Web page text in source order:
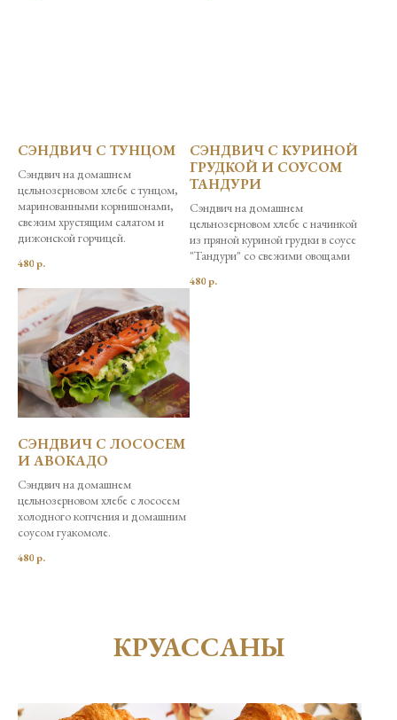
СЭНДВИЧ С ТУНЦОМ
Сэндвич на домашнем
цельнозерновом хлебе с тунцом,
маринованными корнишонами,
свежим хрустящим салатом и
дижонской горчицей.
480р.
СЭНДВИЧ С КУРИНОЙ
ГРУДКОЙ И СОУСОМ
ТАНДУРИ
Сэндвич на домашнем
цельнозерновом хлебе с начинкой
из пряной куриной грудки в соусе
"Тандури" со свежими овощами
480р.
СЭНДВИЧ С ЛОСОСЕМ
И АВОКАДО
Сэндвич на домашнем
цельнозерновом хлебе с лососем
холодного копчения и домашним
соусом гуакомоле.
480р.
КРУАССАНЫ